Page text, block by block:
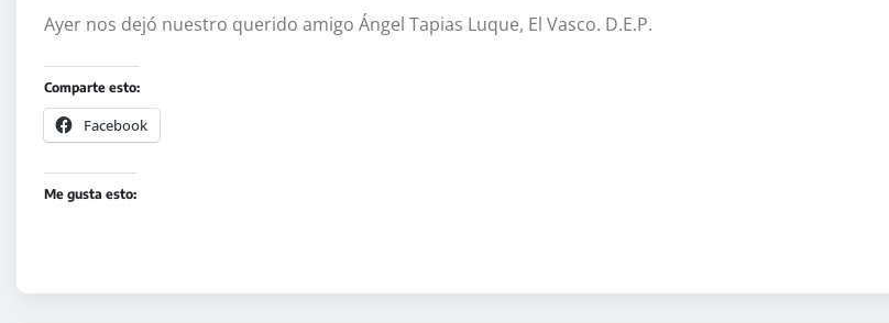
Ayer nos dejó nuestro querido amigo Ángel Tapias Luque, El Vasco. D.E.P.
Comparte esto:
Facebook
Me gusta esto: